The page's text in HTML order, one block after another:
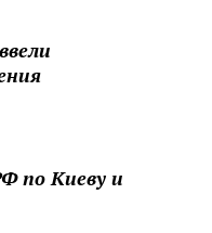
по Киеву и